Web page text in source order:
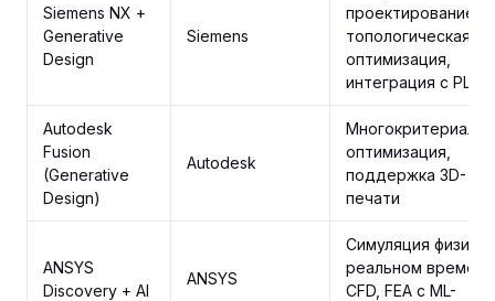
Siemens NX +
Generative
Design
Siemens
проектирование,
топологическая
оптимизация,
интеграция с PLM
Autodesk
Fusion
(Generative
Design)
Autodesk
оптимизация,
поддержка 3D-
печати
ANSYS
Discovery + AI
ANSYS
Симуляция физики
реальном
CFD, FEA с ML-